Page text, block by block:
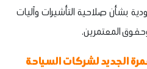
بشأن صلاحية التأشيرات وآليات
المعتمرين.
الجديد لشركات السياحة